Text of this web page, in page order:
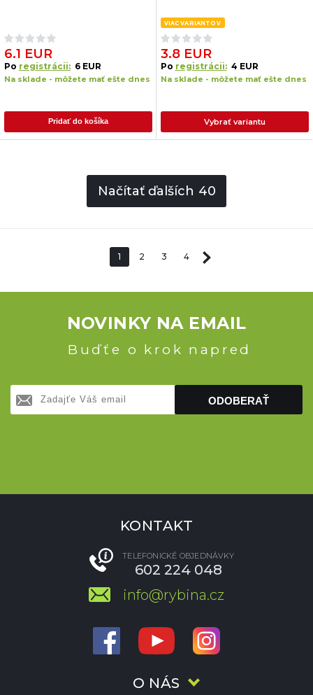
6.1 EUR
Po registrácii: 6 EUR
Na sklade - môžete mať ešte dnes
Pridať do košíka
VIAC VARIANTOV
3.8 EUR
Po registrácii: 4 EUR
Na sklade - môžete mať ešte dnes
Vybrať variantu
Načítať ďalších 40
1 2 3 4
NOVINKY NA EMAIL
Buďťe o krok napred
ODOBERAŤ
O NÁS
KONTAKT
TELEFONICKÉ OBJEDNÁVKY
602 224 048
info@rybina.cz